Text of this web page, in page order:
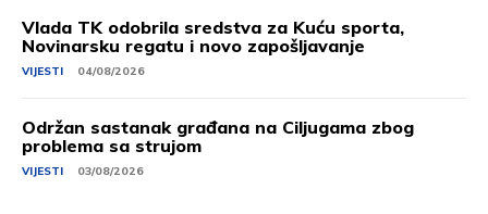
Vlada TK odobrila sredstva za Kuću sporta,
Novinarsku regatu i novo zapošljavanje
VIJESTI 04/08/2026
Održan sastanak građana na Ciljugama zbog
problema sa strujom
VIJESTI 03/08/2026